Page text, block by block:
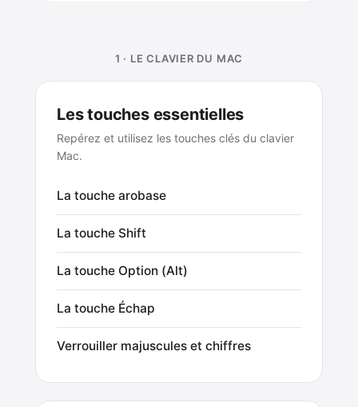
1 · LE CLAVIER DU MAC
Les touches essentielles
Repérez et utilisez les touches clés du clavier
Mac.
La touche arobase
La touche Shift
La touche Option (Alt)
La touche Échap
Verrouiller majuscules et chiffres